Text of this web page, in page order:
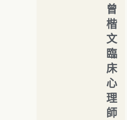
曾
楷
文
臨
床
心
理
師